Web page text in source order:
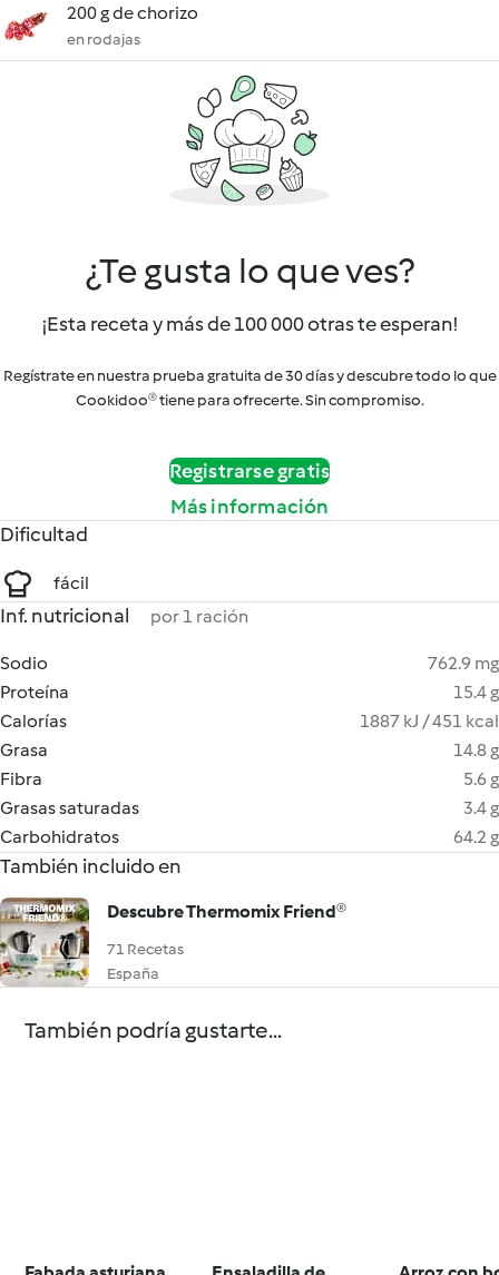
200 g de chorizo
en rodajas
¿Te gusta lo que ves?
¡Esta receta y más de 100 000 otras te esperan!
Regístrate en nuestra prueba gratuita de 30 días y descubre todo lo que
Cookidoo® tiene para ofrecerte. Sin compromiso.
Registrarse gratis
Más información
Dificultad
fácil
Inf. nutricional por 1 ración
Sodio
762.9 mg
Proteína
15.4 g
Calorías
1887 kJ / 451 kcal
Grasa
14.8 g
Fibra
5.6 g
Grasas saturadas
3.4 g
Carbohidratos
64.2 g
También incluido en
Descubre Thermomix Friend®
71 Recetas
España
También podría gustarte...